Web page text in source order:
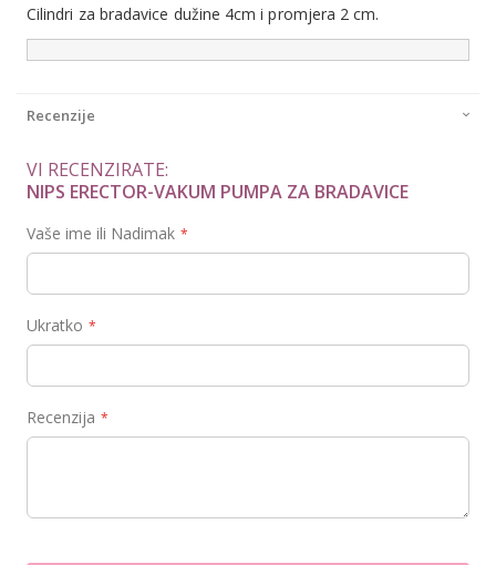
Cilindri za bradavice dužine 4cm i promjera 2 cm.
Recenzije
VI RECENZIRATE:
NIPS ERECTOR-VAKUM PUMPA ZA BRADAVICE
Vaše ime ili Nadimak
Ukratko
Recenzija